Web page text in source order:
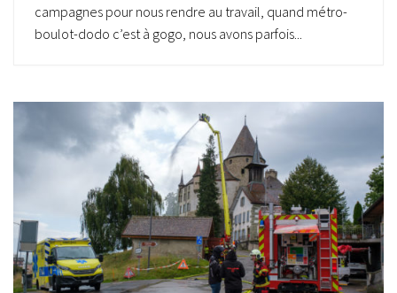
campagnes pour nous rendre au travail, quand métro-
boulot-dodo c’est à gogo, nous avons parfois...